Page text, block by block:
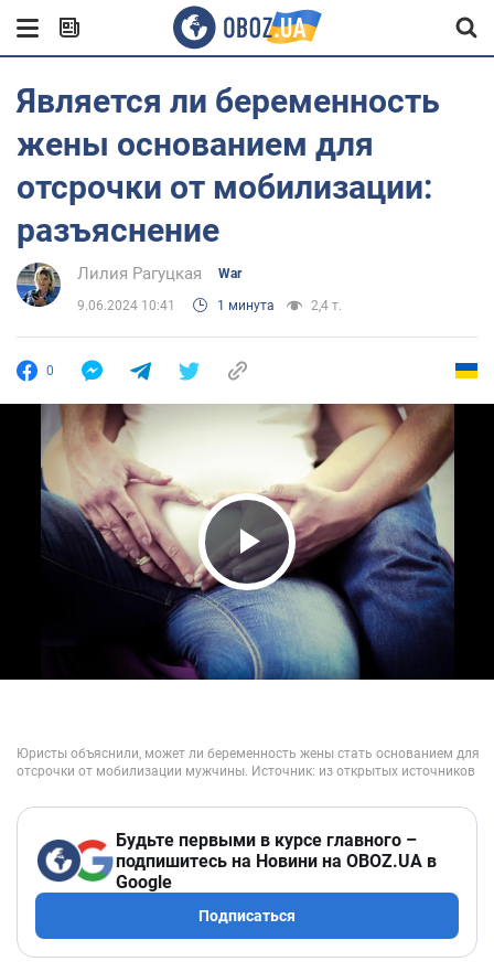
Является ли беременность
жены основанием для
отсрочки от мобилизации:
разъяснение
Лилия Рагуцкая War
9.06.2024 10:41 1 минута 2,4 т.
0
Play Video
Будьте первыми в курсе главного –
подпишитесь на Новини на OBOZ.UA в
Google
Подписаться